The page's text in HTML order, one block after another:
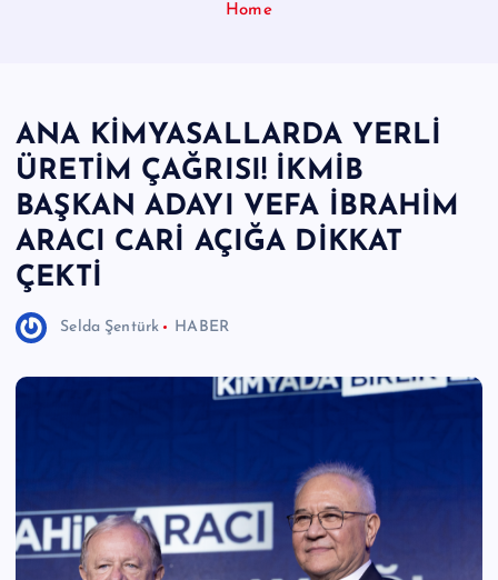
I
Ö
z
g
H
ri
n
Home
ANA KİMYASALLARDA YERLİ
ÜRETİM ÇAĞRISI! İKMİB
BAŞKAN ADAYI VEFA İBRAHİM
ARACI CARİ AÇIĞA DİKKAT
ÇEKTİ
Selda Şentürk HABER